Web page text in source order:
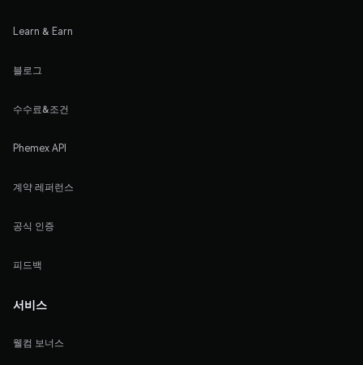
Learn & Earn
블로그
수수료&조건
Phemex API
계약 레퍼런스
공식 인증
피드백
서비스
웰컴 보너스